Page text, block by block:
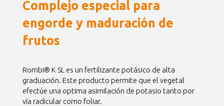
Complejo especial para
engorde y maduración de
frutos
Rombi® K SL es un fertilizante potásico de alta
graduación. Este producto permite que el vegetal
efectúe una optima asimilación de potasio tanto por
vía radicular como foliar.